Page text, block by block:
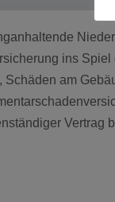
ins
am
Vertrag